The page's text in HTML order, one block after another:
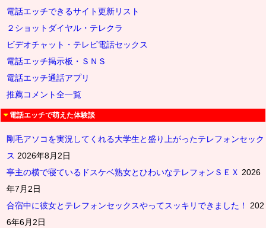
電話エッチできるサイト更新リスト
２ショットダイヤル・テレクラ
ビデオチャット・テレビ電話セックス
電話エッチ掲示板・ＳＮＳ
電話エッチ通話アプリ
推薦コメント全一覧
電話エッチで萌えた体験談
剛毛アソコを実況してくれる大学生と盛り上がったテレフォンセック
ス 2026年8月2日
亭主の横で寝ているドスケベ熟女とひわいなテレフォンＳＥＸ 2026
年7月2日
合宿中に彼女とテレフォンセックスやってスッキリできました！
202
6年6月2日